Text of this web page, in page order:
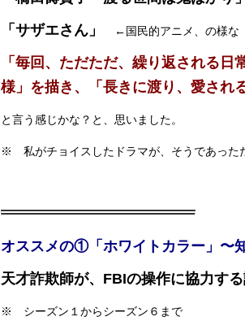
「サザエさん」 ←国民的アニメ、の様な
「毎回、ただただ、繰り返される
様」を描き、「長きに渡り、愛され
と言う感じかな？と、思いました。
※ 私がチョイスしたドラマが、そうであった
オススメの①「ホワイトカラー」〜
天才詐欺師が、FBIの操作に協力す
※ シーズン１からシーズン６まで